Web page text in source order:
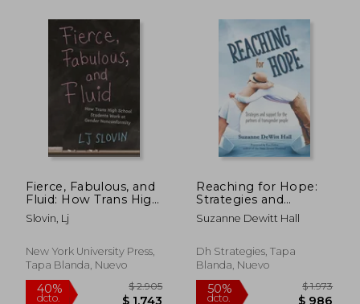
50%
dcto. $ 870
40%
dcto.
Fierce, Fabulous, and
Fluid: How Trans High
School Students
Work at Gender
Inglés)
Slovin, Lj
New York University Press,
Tapa Blanda, Nuevo
Reaching for Hope:
Strategies and
Support for the
Partners of
(en Inglés)
Suzanne Dewitt Hall
Dh Strategies, Tapa
Blanda, Nuevo